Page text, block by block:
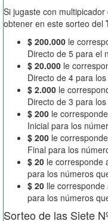
Si jugaste con
obtener en este sorteo del
$ 200.000 le
Directo de 5 para el
$ 20.000 le
Directo de 4 para
$ 2.000 le
Directo de 3 para
$ 200 le
Inicial para los
$ 200 le
Final para los
$ 20 le corresponde
para los números
$ 20 lle
para los números
Sorteo de las Siete